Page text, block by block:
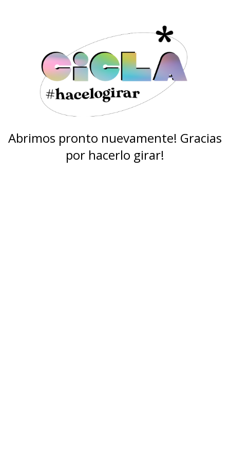
Abrimos pronto nuevamente! Gracias
por hacerlo girar!